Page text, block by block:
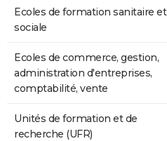
Ecoles de formation sanitaire et
sociale
Ecoles de commerce, gestion,
administration d'entreprises,
comptabilité, vente
Unités de formation et de
recherche (UFR)